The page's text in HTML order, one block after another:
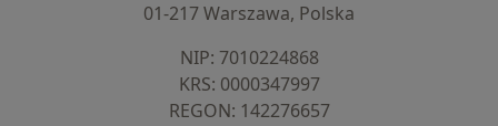
01-217 Warszawa, Polska
NIP: ⁠7010224868
KRS: ⁠0000347997
REGON: ⁠142276657